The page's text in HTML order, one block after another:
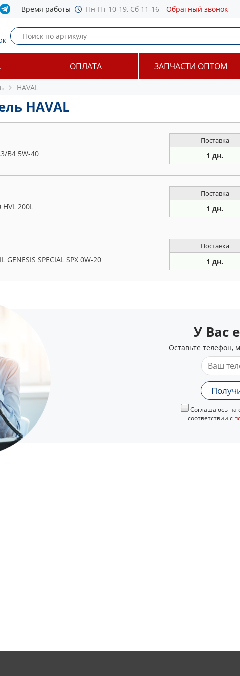
Время работы Пн-Пт 10-19, Сб 11-16 Обратный звонок
ОПЛАТА ЗАПЧАСТИ ОПТОМ
HAVAL
HAVAL
B4 5W-40
Поставка
1 дн.
HVL 200L
Поставка
1 дн.
SPECIAL SPX 0W-20
Поставка
1 дн.
У Вас
Оставьте телефон,
Соглашаюсь на
соответствии с